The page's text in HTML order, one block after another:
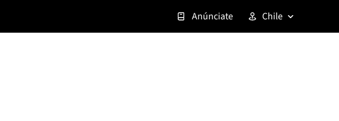
Anúnciate Chile